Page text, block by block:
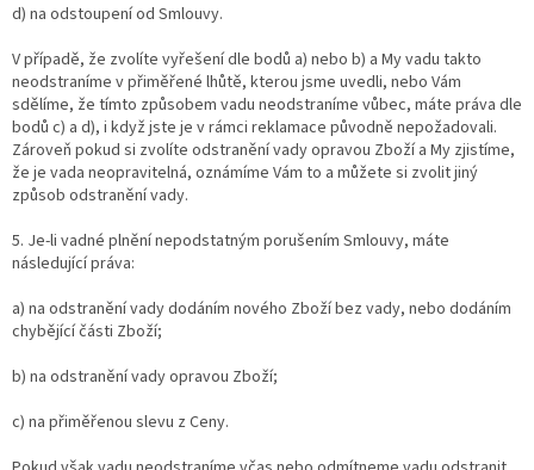
d) na odstoupení od Smlouvy.
V případě, že zvolíte vyřešení dle bodů a) nebo b) a My vadu takto
neodstraníme v přiměřené lhůtě, kterou jsme uvedli, nebo Vám
sdělíme, že tímto způsobem vadu neodstraníme vůbec, máte práva dle
bodů c) a d), i když jste je v rámci reklamace původně nepožadovali.
Zároveň pokud si zvolíte odstranění vady opravou Zboží a My zjistíme,
že je vada neopravitelná, oznámíme Vám to a můžete si zvolit jiný
způsob odstranění vady.
5. Je-li vadné plnění nepodstatným porušením Smlouvy, máte
následující práva:
a) na odstranění vady dodáním nového Zboží bez vady, nebo dodáním
chybějící části Zboží;
b) na odstranění vady opravou Zboží;
c) na přiměřenou slevu z Ceny.